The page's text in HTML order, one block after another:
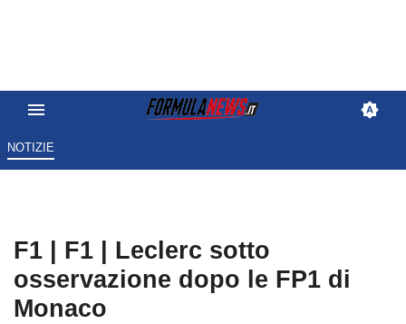
NOTIZIE
F1 | F1 | Leclerc sotto
osservazione dopo le FP1 di
Monaco